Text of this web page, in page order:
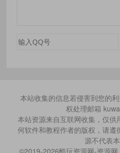
本站收集的信息若侵害到您的
权处理邮箱
本站资源来自互联网收集，仅
何软件和教程作者的版权，请
源不代表
©2019-2026酷玩资源网-资源